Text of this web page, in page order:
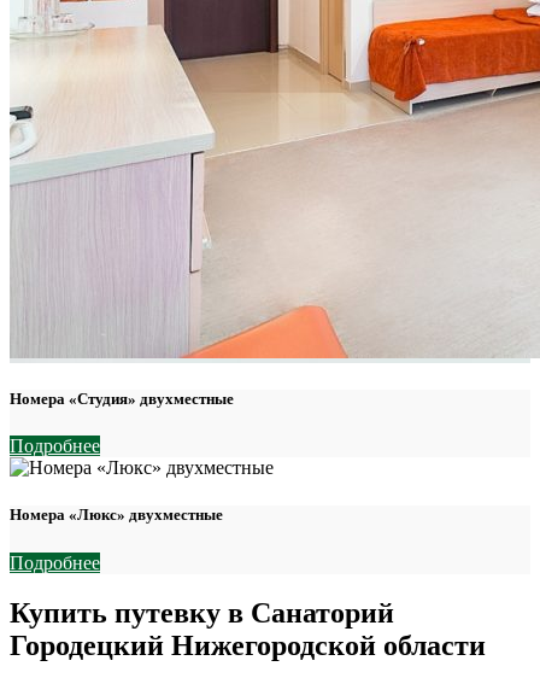
Номера «Студия» двухместные
Подробнее
Номера «Люкс» двухместные
Подробнее
Купить путевку в Санаторий
Городецкий Нижегородской области